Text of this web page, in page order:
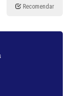
Recomendar